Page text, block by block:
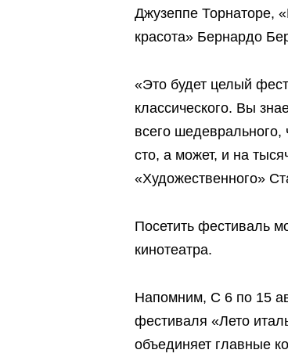
Джузеппе Торнаторе,
красота» Бернардо
«Это будет целый
классического. Вы
всего
сто, а может, и на
«Художественного»
Посетить фестиваль
кинотеатра.
Напомним, С 6 по 15
фестиваля «Лето
объединяет главные